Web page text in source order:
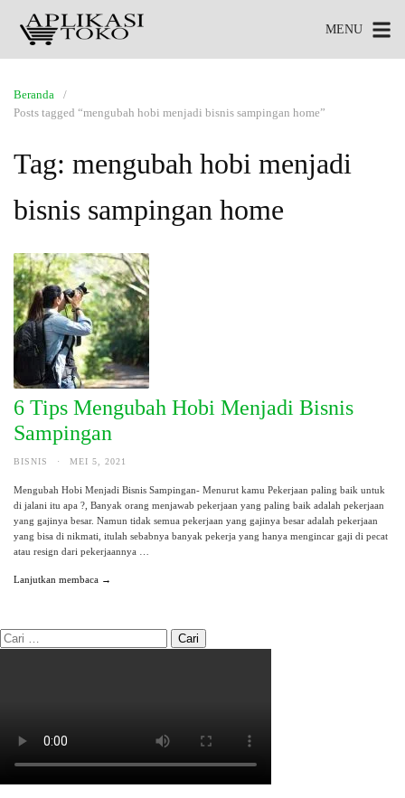
MENU
Beranda
Posts tagged “mengubah hobi menjadi bisnis sampingan home”
Tag: mengubah hobi menjadi
bisnis sampingan home
6 Tips Mengubah Hobi Menjadi Bisnis
Sampingan
BISNIS · MEI 5, 2021
Mengubah Hobi Menjadi Bisnis Sampingan- Menurut kamu Pekerjaan paling baik untuk
di jalani itu apa ?, Banyak orang menjawab pekerjaan yang paling baik adalah pekerjaan
yang gajinya besar. Namun tidak semua pekerjaan yang gajinya besar adalah pekerjaan
yang bisa di nikmati, itulah sebabnya banyak pekerja yang hanya mengincar gaji di pecat
atau resign dari pekerjaannya …
Lanjutkan membaca →